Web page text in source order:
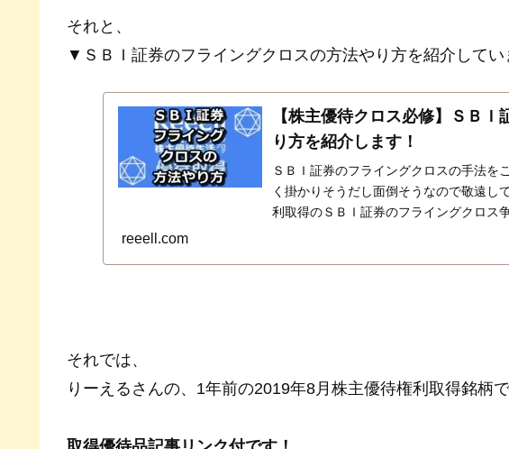
それと、
▼ＳＢＩ証券のフライングクロスの方法やり方を紹介してい
【株主優待クロス必修】ＳＢ
り方を紹介します！
ＳＢＩ証券のフライングクロスの手法を
く掛かりそうだし面倒そうなので敬遠し
利取得のＳＢＩ証券のフライングクロス
reeell.com
それでは、
りーえるさんの、1年前の2019年8月株主優待権利取得銘柄で